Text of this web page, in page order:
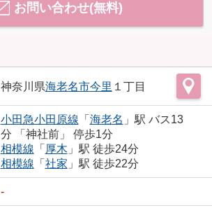
お問い合わせ(無料)
神奈川県海老名市今里 １丁目
小田急小田原線 「 海老名 」駅 バス13
分 「神社前」 停歩1分
相模線 「 厚木 」駅 徒歩24分
相模線 「 社家 」駅 徒歩22分
-